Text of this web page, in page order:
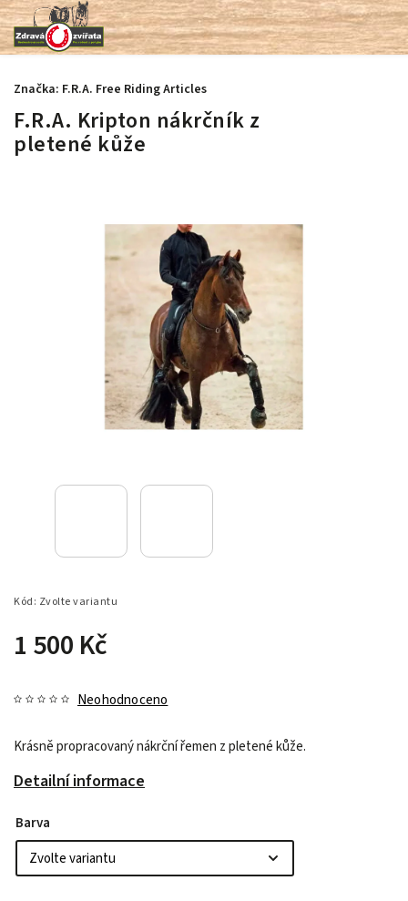
F.R.A. Kripton nákrčník z
pletené kůže
Kód: Zvolte variantu
1 500 Kč
Neohodnoceno
Krásně propracovaný nákrční řemen z pletené kůže.
Detailní informace
Značka: F.R.A. Free Riding Articles
Barva